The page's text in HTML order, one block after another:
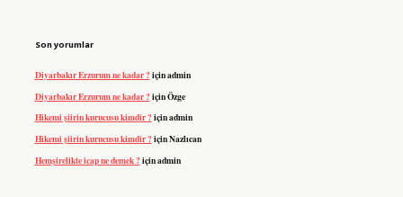
Son yorumlar
Diyarbakır Erzurum ne kadar ?içinadmin
Diyarbakır Erzurum ne kadar ?içinÖzge
Hikemi şiirin kurucusu kimdir ?içinadmin
Hikemi şiirin kurucusu kimdir ?içinNazlıcan
Hemşirelikte icap ne demek ?içinadmin